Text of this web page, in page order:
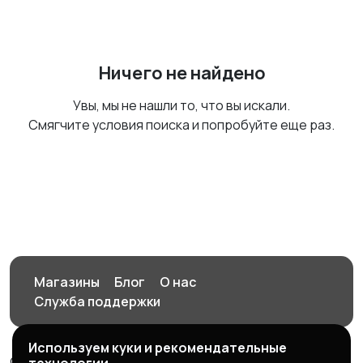
Ничего не найдено
Увы, мы не нашли то, что вы искали.
Смягчите условия поиска и попробуйте еще раз.
Магазины Блог
О нас
Служба поддержки
Используем куки и рекомендательные